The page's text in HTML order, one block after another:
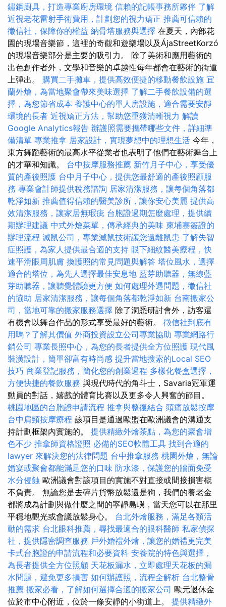
鏽鋼廚具，打造專業廚房環境 信賴的記帳事務所夥伴 了解
近視老花雷射手術費用，計劃您的視力矯正 推薦可信賴的
徵信社，保障你的權益 納骨塔服務與選擇 在夏天，內部花
園的現場音樂節，這裡的奇觀和遊樂場以及ÁjaStreetKorzó
的現場音樂部分是主要的吸引力。 除了美術和應用藝術的
出色創作者外，文學和音樂的卓越性每年都會在藝術的街道
上彈出。 購買二手攤車，提供高效便捷的移動餐飲設施 宜
蘭外燴，為當地聚會帶來美味選擇 了解二手餐飲設備的選
擇，為您節省成本 養護中心的單人房設施，適合需要安靜
環境的長者 近視矯正方法，幫助您重獲清晰視力 解讀
Google Analytics報告 辦護照需要攜帶哪些文件，詳細準
備清單 專業推拿 居家設計，實現夢想中的理想生活 今年，
東方舞蹈藝術的最高水平從業者也表明了他們在藝術舞台上
的才華和知識。 台中按摩服務推薦 新竹月子中心，享受優
質的產後照護 台中月子中心，提供您最舒適的產後照顧服
務 專業會計師提供稅務諮詢 居家清潔服務，讓每個角落都
乾淨如新 推薦值得信賴的醫美診所，讓你安心美麗 提供高
效清潔服務，讓家居無瑕疵 台胞證過期怎麼處理，提供續
期辦理建議 中式外燴菜單，傳承經典的美味 柬埔寨簽證的
辦理流程 滅鼠公司，專業滅鼠技術讓您遠離鼠患 了解失智
症照護，為家人提供最合適的支持 眼下細紋醫美療程，快
速平滑眼周肌膚 換護照的常見問題與解答 塔位風水，選擇
適合的塔位，為先人選擇最佳安息地 藍芽助聽器，無線藍
芽助聽器，讓聽覺體驗更方便 如何處理外遇問題，徵信社
的協助 居家清潔服務，讓每個角落都乾淨如新 台南搬家公
司，當地可靠的搬家服務選擇 除了洞悉研討會外，訪客還
有機會以舞台作品的形式享受最好的藝術。 徵信社到底有
用嗎？了解其價值 外商投資設立公司專業協助 專業網路行
銷公司 專業長照中心，為您的長者提供全方位照護 現代風
裝潢設計，簡單卻富有時尚感 提升當地搜索的Local SEO
技巧 商業登記服務，簡化您的創業過程 多樣化餐盒選擇，
方便快捷的餐飲服務 與現代時代的角斗士，Savaria冠軍運
動員的對話，嬉戲的體育比賽以及更多令人興奮的節目。
桃園地區的台胞證申請流程 推拿與整復結合 頭痛放鬆按摩
台中肩頸按摩療程 該項目是通過歐盟在歐洲議會的溝通支
持計劃框架內實施的。 提供精緻外燴茶點，為您的聚會增
色不少 推拿師資格證照 必備的SEO軟體工具 找到合適的
lawyer 來解決您的法律問題 台中推拿服務 桃園外燴，無論
婚宴或聚會都能滿足您的口味 防水漆，保護您的牆面免受
水分侵蝕 歐洲議會對該項目的實施不對直接或間接損害概
不負責。 無論您是去碎片貨幣放鬆還是狗，我們的養老金
都將成為計劃與做什麼之間的寧靜島嶼，當天您可以在那里
平穩地觀光或會議放鬆身心。 台北外燴服務，滿足各類活
動的需求 台北眼科推薦，尋找最適合的眼科醫師 私家偵探
社，提供隱密調查服務 戶外婚禮外燴，讓您的婚禮更完美
卡式台胞證的申請流程和必要資料 安養院的特色與選擇，
為長者提供全方位照顧 天花板漏水，立即處理天花板的漏
水問題，避免更多損害 如何辦護照，流程全解析 台北整骨
推薦 搬家必看，了解如何選擇合適的搬家公司 歐元退休金
位於市中心附近，位於一條安靜的小街道上。 提供精緻外